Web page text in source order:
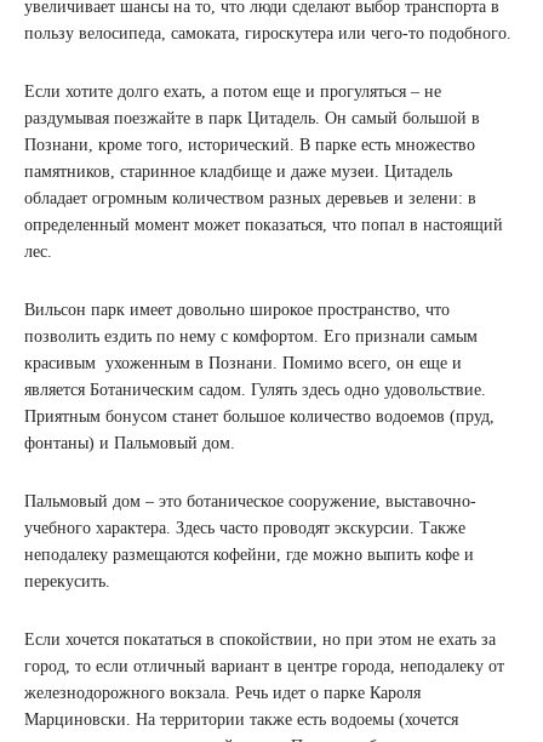
увеличивает шансы на то, что люди сделают выбор транспорта в
пользу велосипеда, самоката, гироскутера или чего-то подобного.
Если хотите долго ехать, а потом еще и прогуляться – не
раздумывая поезжайте в парк Цитадель. Он самый большой в
Познани, кроме того, исторический. В парке есть множество
памятников, старинное кладбище и даже музеи. Цитадель
обладает огромным количеством разных деревьев и зелени: в
определенный момент может показаться, что попал в настоящий
лес.
Вильсон парк имеет довольно широкое пространство, что
позволить ездить по нему с комфортом. Его признали самым
красивым ухоженным в Познани. Помимо всего, он еще и
является Ботаническим садом. Гулять здесь одно удовольствие.
Приятным бонусом станет большое количество водоемов (пруд,
фонтаны) и Пальмовый дом.
Пальмовый дом – это ботаническое сооружение, выставочно-
учебного характера. Здесь часто проводят экскурсии. Также
неподалеку размещаются кофейни, где можно выпить кофе и
перекусить.
Если хочется покататься в спокойствии, но при этом не ехать за
город, то если отличный вариант в центре города, неподалеку от
железнодорожного вокзала. Речь идет о парке Кароля
Марциновски. На территории также есть водоемы (хочется